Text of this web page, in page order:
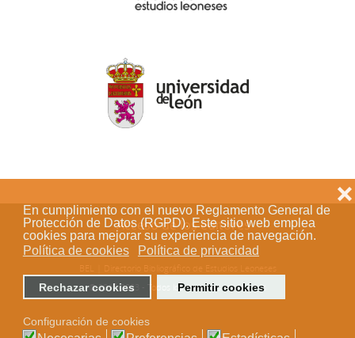
En cumplimiento con el nuevo Reglamento General de
Protección de Datos (RGPD). Este sitio web emplea
cookies para mejorar su experiencia de navegación.
Política de cookies
Política de privacidad
Rechazar cookies Permitir cookies
❌
Configuración de cookies
Acceso de los editores
© 2018-2023 - Todos los derechos reservados